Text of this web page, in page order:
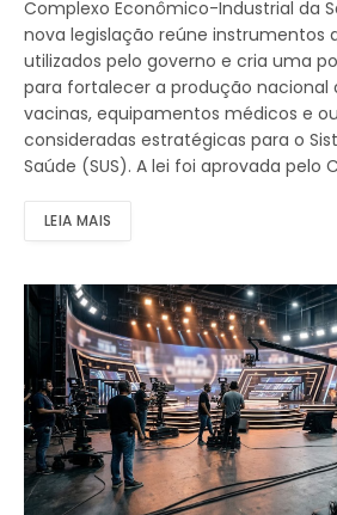
Complexo Econômico-Industrial da
nova legislação reúne instrumentos
utilizados pelo governo e cria uma
para fortalecer a produção
vacinas, equipamentos médicos e
consideradas estratégicas para o
Saúde (SUS). A lei foi aprovada pelo
LEIA MAIS